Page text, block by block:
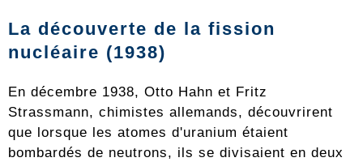
La découverte de la fission
nucléaire (1938)
En décembre 1938, Otto Hahn et Fritz
Strassmann, chimistes allemands, découvrirent
que lorsque les atomes d'uranium étaient
bombardés de neutrons, ils se divisaient en deux